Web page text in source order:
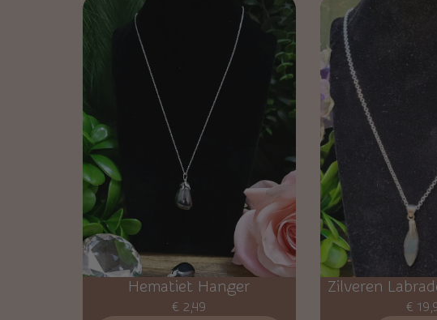
Hematiet Hanger
€ 2,49
Zilveren
€